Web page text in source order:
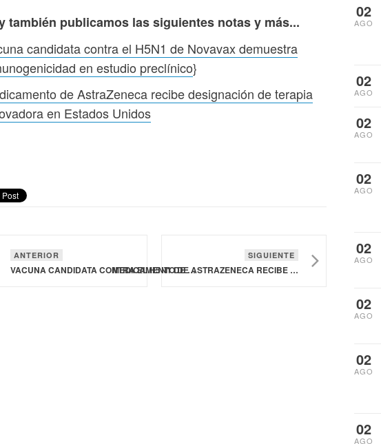
también publicamos las siguientes notas y más...
candidata contra el H5N1 de Novavax demuestra
en estudio preclínico}
de AstraZeneca recibe designación de terapia
en Estados Unidos
ANTERIOR
VACUNA CANDIDATA CONTRA EL H5N1 DE NOVAVAX DEMUESTRA INMUNOGENICIDAD EN ESTUDIO PRECLÍNICO
SIGUIENTE
MEDICAMENTO DE ASTRAZENECA RECIBE DESIGNACIÓN DE TERAPIA INNOVADORA EN ESTADOS UNIDOS
02
AGO
02
AGO
02
AGO
02
AGO
02
AGO
02
AGO
02
AGO
02
AGO